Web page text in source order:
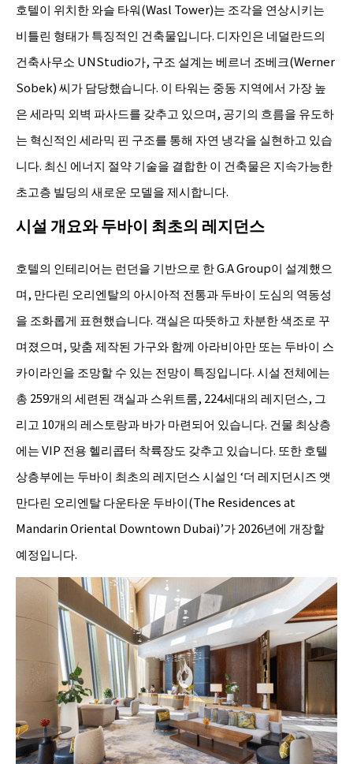
호텔이 위치한 와슬 타워(Wasl Tower)는 조각을 연상시키는
비틀린 형태가 특징적인 건축물입니다. 디자인은 네덜란드의
건축사무소 UNStudio가, 구조 설계는 베르너 조베크(Werner
Sobek) 씨가 담당했습니다. 이 타워는 중동 지역에서 가장 높
은 세라믹 외벽 파사드를 갖추고 있으며, 공기의 흐름을 유도하
는 혁신적인 세라믹 핀 구조를 통해 자연 냉각을 실현하고 있습
니다. 최신 에너지 절약 기술을 결합한 이 건축물은 지속가능한
초고층 빌딩의 새로운 모델을 제시합니다.
시설 개요와 두바이 최초의 레지던스
호텔의 인테리어는 런던을 기반으로 한 G.A Group이 설계했으
며, 만다린 오리엔탈의 아시아적 전통과 두바이 도심의 역동성
을 조화롭게 표현했습니다. 객실은 따뜻하고 차분한 색조로 꾸
며졌으며, 맞춤 제작된 가구와 함께 아라비아만 또는 두바이 스
카이라인을 조망할 수 있는 전망이 특징입니다. 시설 전체에는
총 259개의 세련된 객실과 스위트룸, 224세대의 레지던스, 그
리고 10개의 레스토랑과 바가 마련되어 있습니다. 건물 최상층
에는 VIP 전용 헬리콥터 착륙장도 갖추고 있습니다. 또한 호텔
상층부에는 두바이 최초의 레지던스 시설인 ‘더 레지던시즈 앳
만다린 오리엔탈 다운타운 두바이(The Residences at
Mandarin Oriental Downtown Dubai)’가 2026년에 개장할
예정입니다.